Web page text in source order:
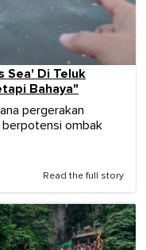
Sea' Di Teluk
Bahaya"
pergerakan
berpotensi ombak
Read the full story